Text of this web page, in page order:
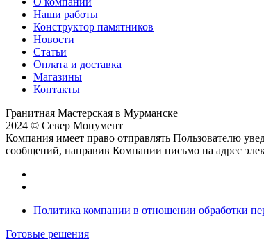
Наши работы
Конструктор памятников
Новости
Статьи
Оплата и доставка
Магазины
Контакты
Гранитная Мастерская в Мурманске
2024 © Север Монумент
Компания имеет право отправлять Пользователю
сообщений, направив Компании письмо на адрес
Политика компании в отношении обработки
Готовые решения